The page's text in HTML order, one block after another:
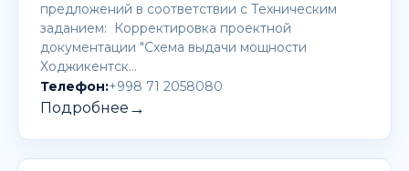
предложений в соответствии с Техническим
заданием: Корректировка проектной
документации "Схема выдачи мощности
Ходжикентск…
Телефон:+998 71 2058080
Подробнее →